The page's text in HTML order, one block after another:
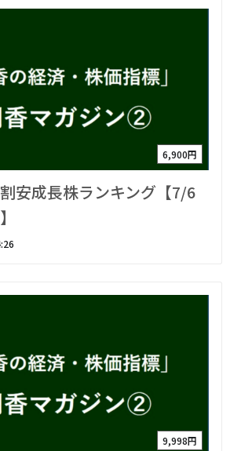
6,900円
安成長株ランキング【7/6
9,998円